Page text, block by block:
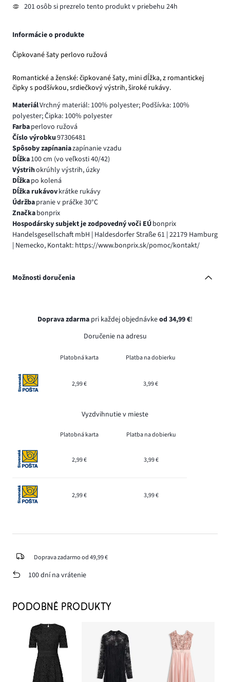
201 osôb si prezrelo tento produkt v priebehu 24h
Informácie o produkte
Čipkované šaty perlovo ružová
Romantické a ženské: čipkované šaty, mini dĺžka, z romantickej
čipky s podšívkou, srdiečkový výstrih, široké rukávy.
MateriálVrchný materiál: 100% polyester; Podšívka: 100%
polyester; Čipka: 100% polyester
Farbaperlovo ružová
Číslo výrobku97306481
Spôsoby zapínaniazapínanie vzadu
Dĺžka100 cm (vo veľkosti 40/42)
Výstrihokrúhly výstrih, úzky
Dĺžkapo kolená
Dĺžka rukávovkrátke rukávy
Údržbapranie v práčke 30°C
Značkabonprix
Hospodársky subjekt je zodpovedný voči EÚbonprix
Handelsgesellschaft mbH | Haldesdorfer Straße 61 | 22179 Hamburg
| Nemecko, Kontakt: https://www.bonprix.sk/pomoc/kontakt/
Možnosti doručenia
Doprava zdarma pri každej objednávkeod 34,99 €!
Doručenie na adresu
Platobná karta Platba na dobierku
2,99 € 3,99 €
Vyzdvihnutie v mieste
Platobná karta Platba na dobierku
2,99 € 3,99 €
2,99 € 3,99 €
Doprava zadarmo od 49,99 €
100 dní na vrátenie
PODOBNÉ PRODUKTY